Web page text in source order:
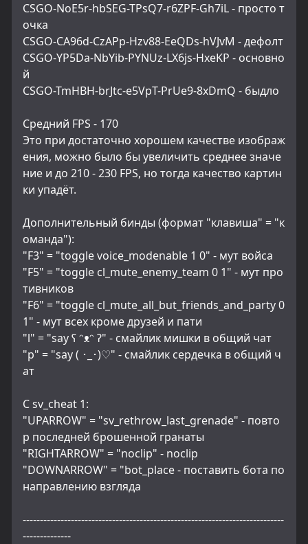
CSGO-NoE5r-hbSEG-TPsQ7-r6ZPF-Gh7iL - просто т
очка
CSGO-CA96d-CzAPp-Hzv88-EeQDs-hVJvM - дефолт
CSGO-YP5Da-NbYib-PYNUz-LX6js-HxeKP - основно
й
CSGO-TmHBH-brJtc-e5VpT-PrUe9-8xDmQ - быдло
Средний FPS - 170
Это при достаточно хорошем качестве изображ
ения, можно было бы увеличить среднее значе
ние и до 210 - 230 FPS, но тогда качество картин
ки упадёт.
Дополнительный бинды (формат "клавиша" = "к
оманда"):
"F3" = "toggle voice_modenable 1 0" - мут войса
"F5" = "toggle cl_mute_enemy_team 0 1" - мут про
тивников
"F6" = "toggle cl_mute_all_but_friends_and_party 0
1" - мут всех кроме друзей и пати
"l" = "say ʕ ᵔᴥᵔ ʔ" - смайлик мишки в общий чат
"p" = "say ( ･_･)♡" - смайлик сердечка в общий ч
ат
С sv_cheat 1:
"UPARROW" = "sv_rethrow_last_grenade" - повто
р последней брошенной гранаты
"RIGHTARROW" = "noclip" - noclip
"DOWNARROW" = "bot_place - поставить бота по
направлению взгляда
----------------------------------------------------------------------------
--------------